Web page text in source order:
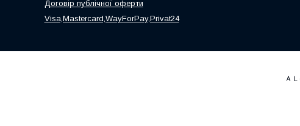
Договір публічної оферти
Visa,Mastercard,WayForPay,Privat24